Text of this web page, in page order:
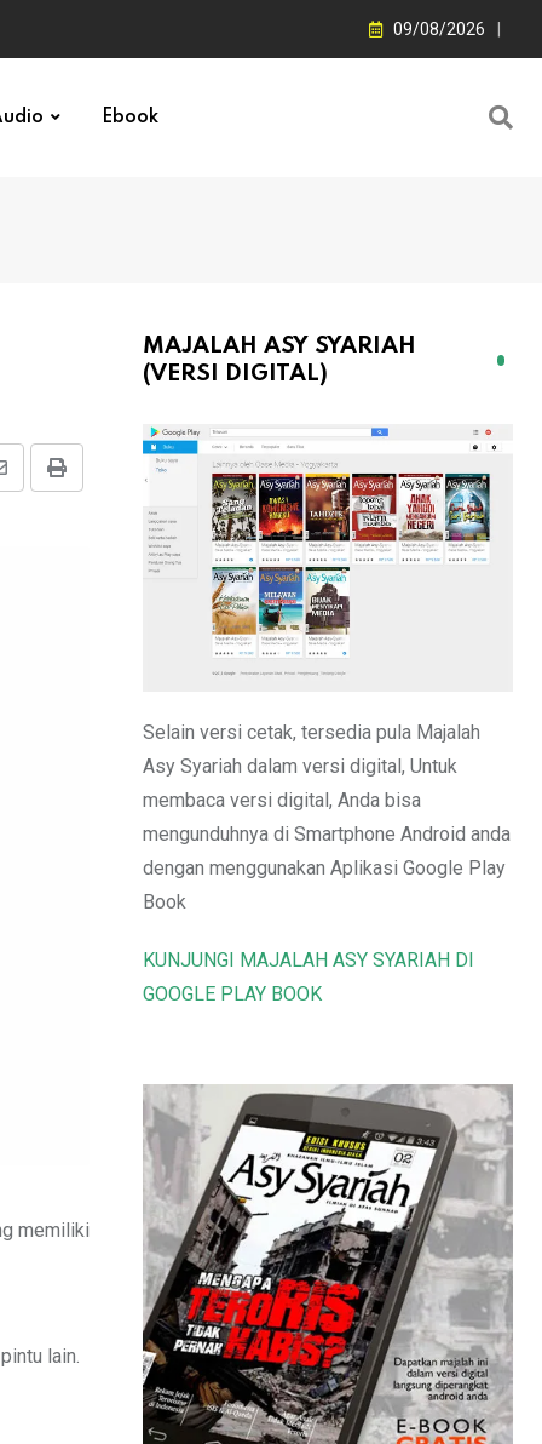
09/08/2026
Ebook
Print
memiliki
lain.
MAJALAH ASY SYARIAH
(VERSI DIGITAL)
Selain versi cetak, tersedia pula Majalah
Asy Syariah dalam versi digital, Untuk
membaca versi digital, Anda bisa
mengunduhnya di Smartphone Android anda
dengan menggunakan Aplikasi Google Play
Book
KUNJUNGI MAJALAH ASY SYARIAH DI
GOOGLE PLAY BOOK